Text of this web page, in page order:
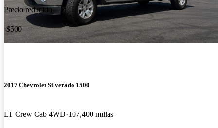
Precio reducido
-$500
2017 Chevrolet Silverado 1500
LT Crew Cab 4WD 107,400 millas